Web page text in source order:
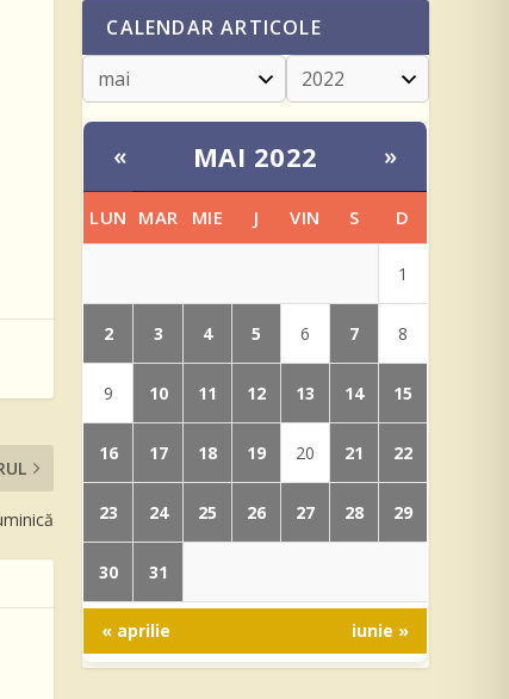
CALENDAR ARTICOLE
« MAI 2022 »
LUN MAR MIE J VIN S D
1
2 3 4 5 6 7 8
9 10 11 12 13 14 15
16 17 18 19 20 21 22
23 24 25 26 27 28 29
30 31
« aprilie iunie »